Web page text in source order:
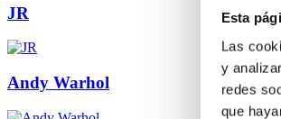
Esta
Las
y
redes
que
JR
Andy Warhol